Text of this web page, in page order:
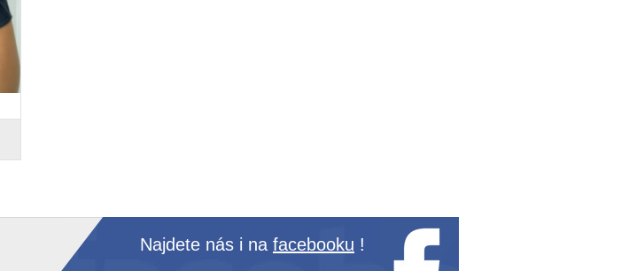
Najdete nás i na facebooku !